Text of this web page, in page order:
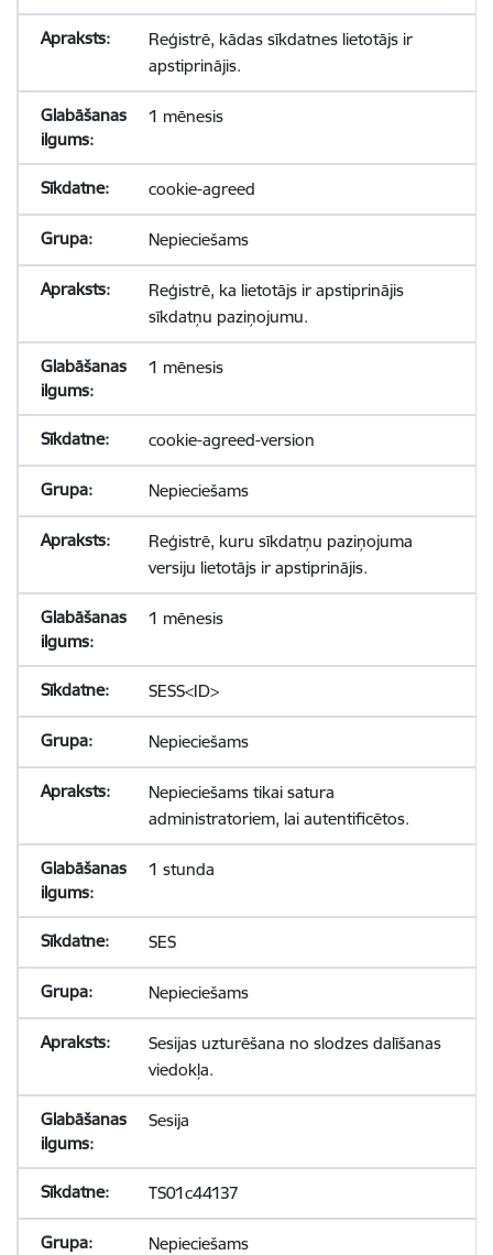
Reģistrē, kādas sīkdatnes lietotājs ir
apstiprinājis.
1 mēnesis
cookie-agreed
Nepieciešams
Reģistrē, ka lietotājs ir apstiprinājis
sīkdatņu paziņojumu.
1 mēnesis
cookie-agreed-version
Nepieciešams
Reģistrē, kuru sīkdatņu paziņojuma
versiju lietotājs ir apstiprinājis.
1 mēnesis
SESS<ID>
Nepieciešams
Nepieciešams tikai satura
administratoriem, lai autentificētos.
1 stunda
SES
Nepieciešams
Sesijas uzturēšana no slodzes dalīšanas
viedokļa.
Sesija
TS01c44137
Nepieciešams